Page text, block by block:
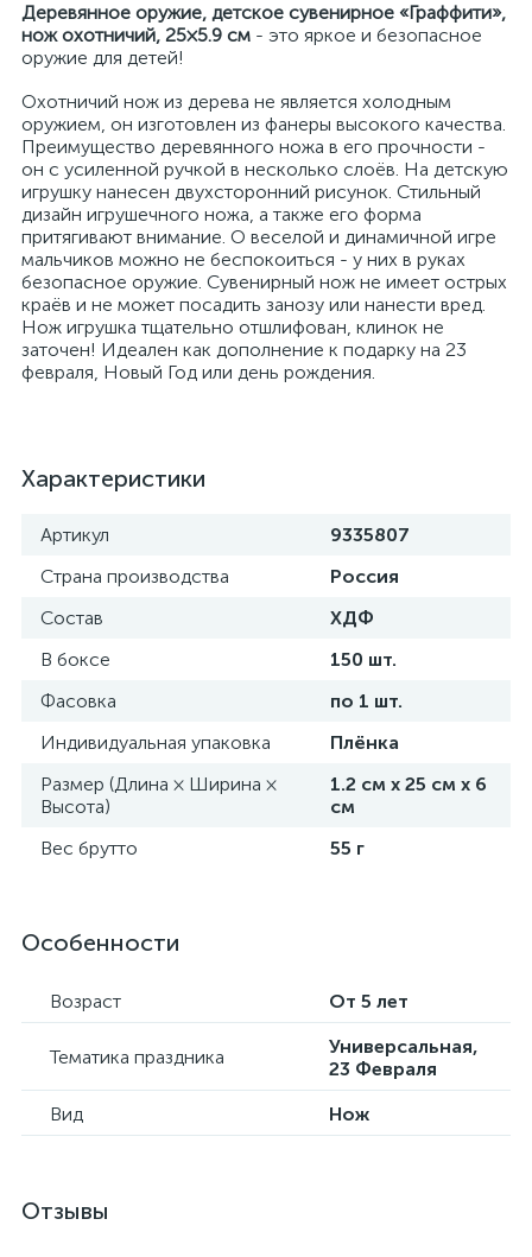
Деревянное оружие, детское сувенирное «Граффити»,
нож охотничий, 25×5.9 см - это яркое и безопасное
оружие для детей!
Охотничий нож из дерева не является холодным
оружием, он изготовлен из фанеры высокого качества.
Преимущество деревянного ножа в его прочности -
он с усиленной ручкой в несколько слоёв. На детскую
игрушку нанесен двухсторонний рисунок. Стильный
дизайн игрушечного ножа, а также его форма
притягивают внимание. О веселой и динамичной игре
мальчиков можно не беспокоиться - у них в руках
безопасное оружие. Сувенирный нож не имеет острых
краёв и не может посадить занозу или нанести вред.
Нож игрушка тщательно отшлифован, клинок не
заточен! Идеален как дополнение к подарку на 23
февраля, Новый Год или день рождения.
Характеристики
Артикул
9335807
Страна производства
Россия
Состав
ХДФ
В боксе
150 шт.
Фасовка
по 1 шт.
Индивидуальная упаковка
Плёнка
Размер (Длина × Ширина ×
Высота)
1.2 см х 25 см х 6
см
Вес брутто
55 г
Особенности
Возраст От 5 лет
Тематика праздника
Универсальная,
23 Февраля
Вид
Нож
Отзывы